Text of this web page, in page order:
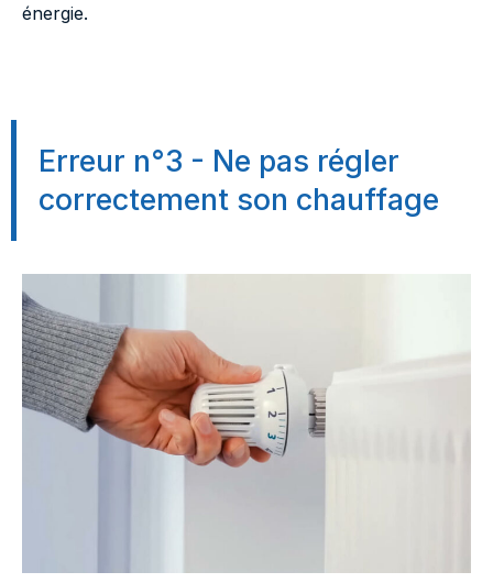
énergie.
Erreur n°3 - Ne pas régler
correctement son chauffage